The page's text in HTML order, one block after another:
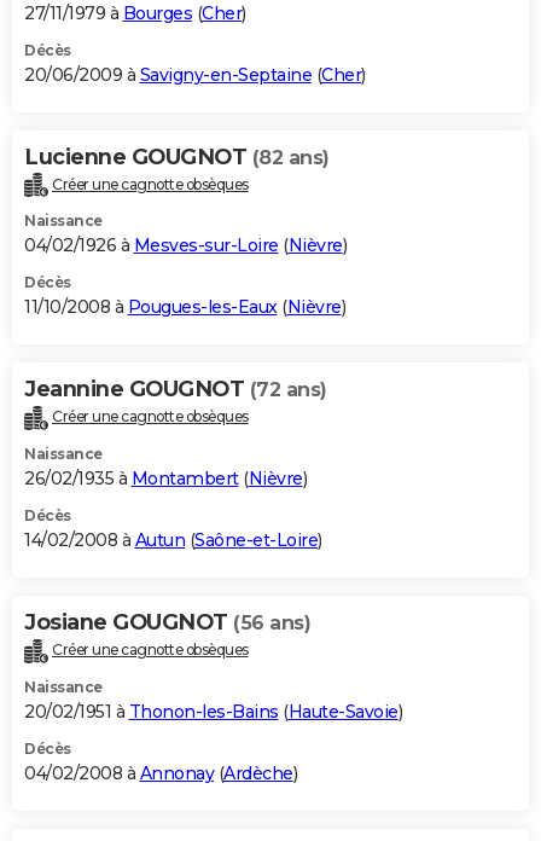
27/11/1979 à Bourges (Cher)
Décès
20/06/2009 à Savigny-en-Septaine (Cher)
Lucienne GOUGNOT (82 ans)
Créer une cagnotte obsèques
Naissance
04/02/1926 à Mesves-sur-Loire (Nièvre)
Décès
11/10/2008 à Pougues-les-Eaux(Nièvre)
Jeannine GOUGNOT (72 ans)
Créer une cagnotte obsèques
Naissance
26/02/1935 à Montambert(Nièvre)
Décès
14/02/2008 à Autun (Saône-et-Loire)
Josiane GOUGNOT (56 ans)
Créer une cagnotte obsèques
Naissance
20/02/1951 à Thonon-les-Bains (Haute-Savoie)
Décès
04/02/2008 à Annonay(Ardèche)